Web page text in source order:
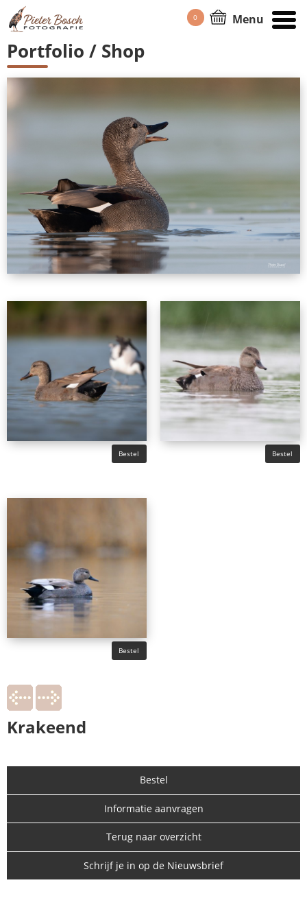
0 Menu
HOME/PORTFOLIO
Portfolio / Shop
Bestel Bestel
Bestel
Krakeend
Bestel
Informatie aanvragen
Terug naar overzicht
Schrijf je in op de Nieuwsbrief